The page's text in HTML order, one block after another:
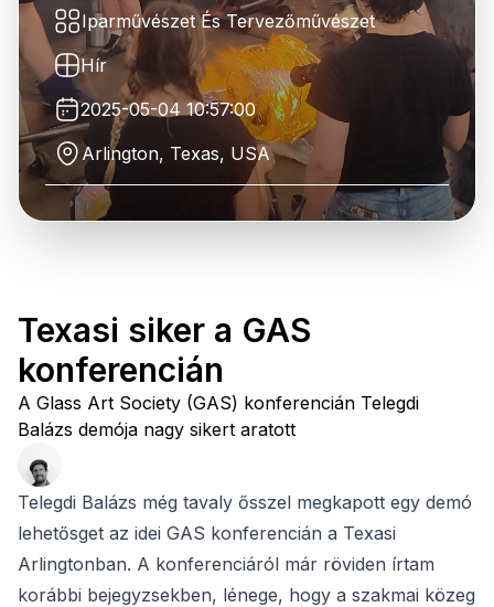
Iparművészet És Tervezőművészet
Hír
2025-05-04 10:57:00
Arlington, Texas, USA
Texasi siker a GAS
konferencián
A Glass Art Society (GAS) konferencián Telegdi
Balázs demója nagy sikert aratott
Telegdi Balázs még tavaly ősszel megkapott egy demó
lehetősget az idei GAS konferencián a Texasi
Arlingtonban. A konferenciáról már röviden írtam
korábbi bejegyzsekben, lénege, hogy a szakmai közeg